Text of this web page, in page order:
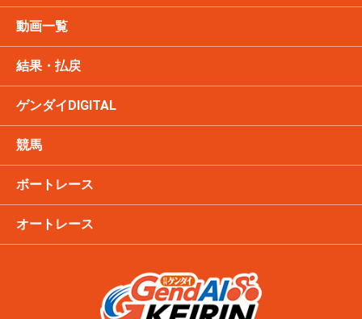
動画一覧
結果・払戻
ゲンダイDIGITAL
競馬
ボートレース
オートレース